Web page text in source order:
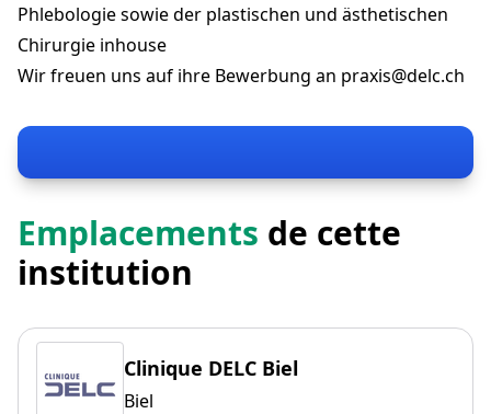
Phlebologie sowie der plastischen und ästhetischen
Chirurgie inhouse
Wir freuen uns auf ihre Bewerbung an praxis@delc.ch
Emplacements de cette
institution
Clinique DELC Biel
Biel